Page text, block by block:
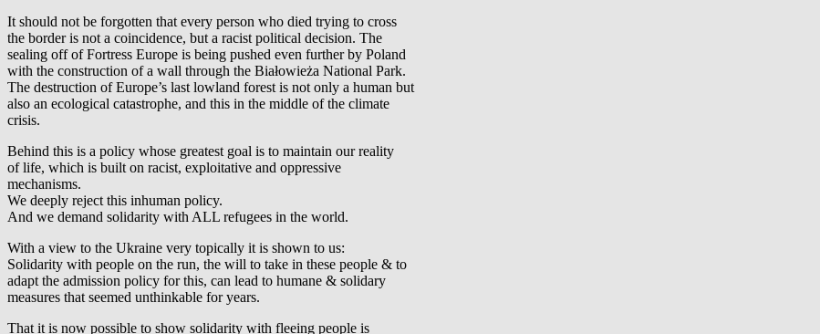
It should not be forgotten that every person who died trying to cross
the border is not a coincidence, but a racist political decision. The
sealing off of Fortress Europe is being pushed even further by Poland
with the construction of a wall through the Białowieża National Park.
The destruction of Europe’s last lowland forest is not only a human but
also an ecological catastrophe, and this in the middle of the climate
crisis.
Behind this is a policy whose greatest goal is to maintain our reality
of life, which is built on racist, exploitative and oppressive
mechanisms.
We deeply reject this inhuman policy.
And we demand solidarity with ALL refugees in the world.
With a view to the Ukraine very topically it is shown to us:
Solidarity with people on the run, the will to take in these people & to
adapt the admission policy for this, can lead to humane & solidary
measures that seemed unthinkable for years.
That it is now possible to show solidarity with fleeing people is